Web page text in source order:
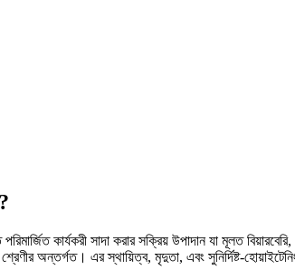
কার্যকরী সাদা করার সক্রিয় উপাদান যা মূলত
অন্তর্গত। এর স্থায়িত্ব, মৃদুতা, এবং সুনির্দিষ্ট-